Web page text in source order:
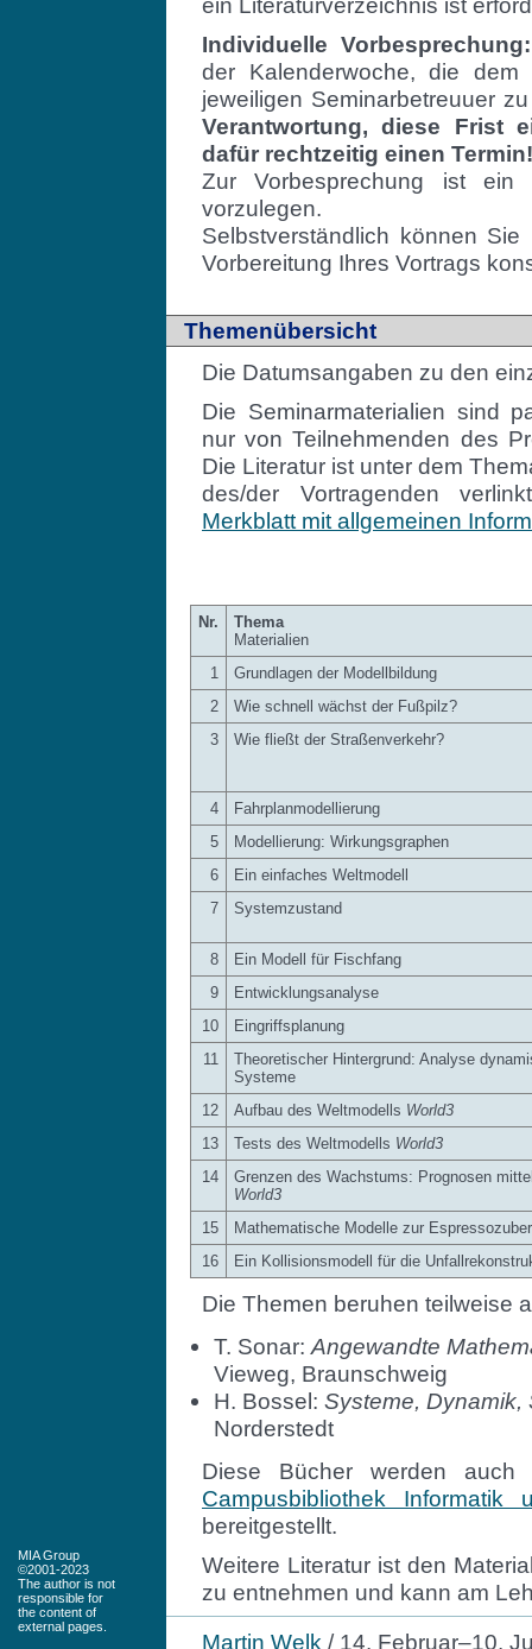
Individuelle Vorbesprechung:
der Kalenderwoche, die
jeweiligen Seminarbetreuuer
Verantwortung, diese Frist
dafür rechtzeitig einen Termin!
Zur Vorbesprechung ist ein
vorzulegen.
Selbstverständlich können
Vorbereitung Ihres Vortrags
Themenübersicht
Die Datumsangaben zu den
Die Seminarmaterialien sind
nur von Teilnehmenden des
Die Literatur ist unter dem
des/der Vortragenden
Merkblatt mit allgemeinen
Nr.
Thema
Materialien
1
Grundlagen der Modellbildung
2
Wie schnell wächst der Fußpilz?
3
Wie fließt der Straßenverkehr?
4
Fahrplanmodellierung
5
Modellierung: Wirkungsgraphen
6
Ein einfaches Weltmodell
7
Systemzustand
8
Ein Modell für Fischfang
9
Entwicklungsanalyse
10
Eingriffsplanung
11
Theoretischer Hintergrund: Analyse
Systeme
12
Aufbau des Weltmodells World3
13
Tests des Weltmodells World3
14
Grenzen des Wachstums: Prognosen
World3
15
Mathematische Modelle zur
16
Ein Kollisionsmodell für die
Die Themen beruhen teilweise
T. Sonar: Angewandte
Vieweg, Braunschweig
H. Bossel: Systeme, Dynamik,
Norderstedt
Diese Bücher werden
Campusbibliothek Informatik
bereitgestellt.
Weitere Literatur ist den
zu entnehmen und kann am
Martin Welk / 14. Februar–10.
MIA Group
©2001-2023
The author is not
responsible for
the content of
external pages.